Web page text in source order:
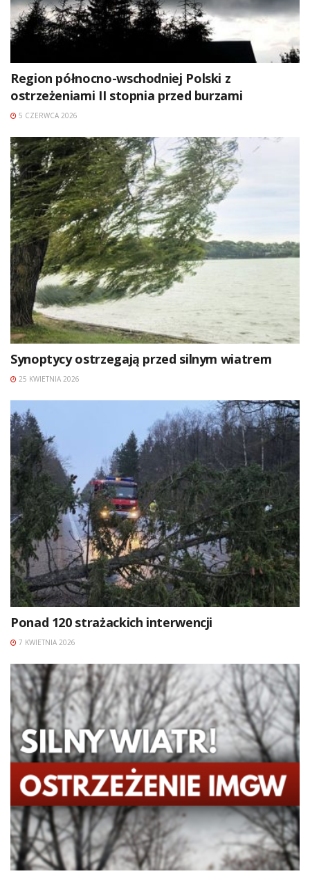
Region północno-wschodniej Polski z
ostrzeżeniami II stopnia przed burzami
5 CZERWCA 2026
Synoptycy ostrzegają przed silnym wiatrem
25 KWIETNIA 2026
Ponad 120 strażackich interwencji
7 KWIETNIA 2026